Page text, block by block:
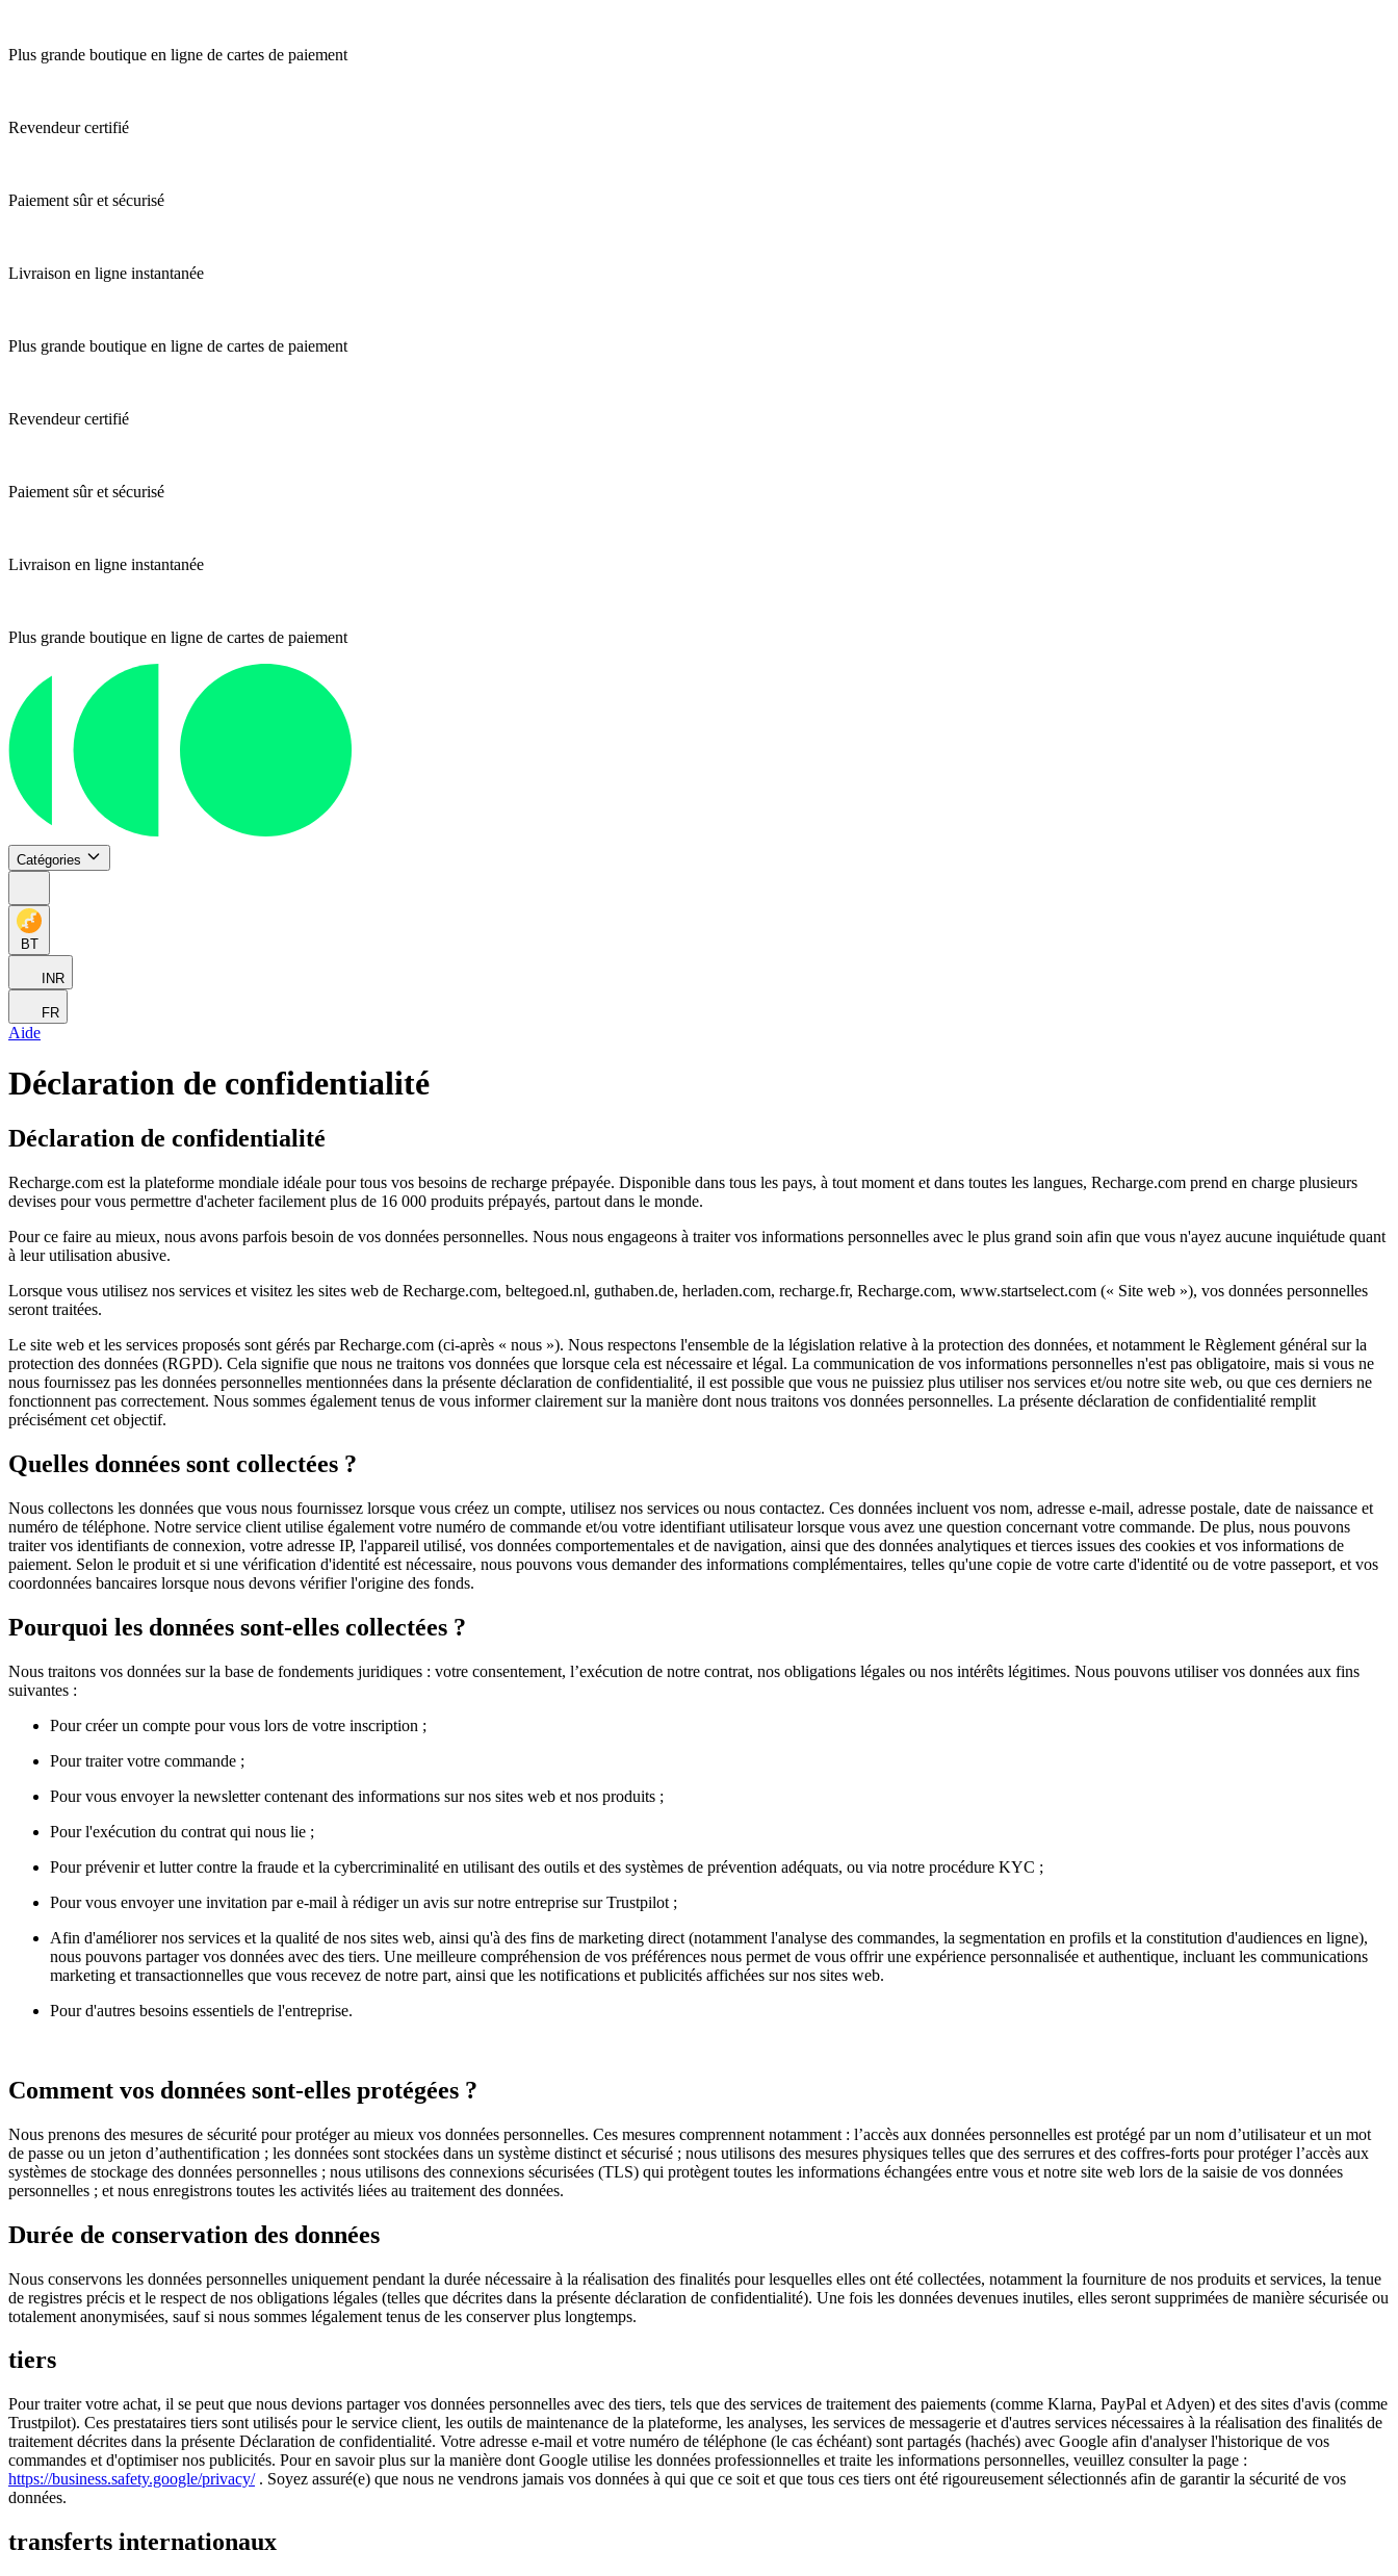
Plus grande boutique en ligne de cartes de paiement
Revendeur certifié
Paiement sûr et sécurisé
Livraison en ligne instantanée
Plus grande boutique en ligne de cartes de paiement
Revendeur certifié
Paiement sûr et sécurisé
Livraison en ligne instantanée
Plus grande boutique en ligne de cartes de paiement
Catégories
BT
INR
FR
Aide
Déclaration de confidentialité
Déclaration de confidentialité
Recharge.com est la plateforme mondiale idéale pour tous vos besoins de recharge prépayée. Disponible dans tous les pays, à tout moment et dans toutes les langues, Recharge.com prend en charge plusieurs
devises pour vous permettre d'acheter facilement plus de 16 000 produits prépayés, partout dans le monde.
Pour ce faire au mieux, nous avons parfois besoin de vos données personnelles. Nous nous engageons à traiter vos informations personnelles avec le plus grand soin afin que vous n'ayez aucune inquiétude quant
à leur utilisation abusive.
Lorsque vous utilisez nos services et visitez les sites web de Recharge.com, beltegoed.nl, guthaben.de, herladen.com, recharge.fr, Recharge.com, www.startselect.com (« Site web »), vos données personnelles
seront traitées.
Le site web et les services proposés sont gérés par Recharge.com (ci-après « nous »). Nous respectons l'ensemble de la législation relative à la protection des données, et notamment le Règlement général sur la
protection des données (RGPD). Cela signifie que nous ne traitons vos données que lorsque cela est nécessaire et légal. La communication de vos informations personnelles n'est pas obligatoire, mais si vous ne
nous fournissez pas les données personnelles mentionnées dans la présente déclaration de confidentialité, il est possible que vous ne puissiez plus utiliser nos services et/ou notre site web, ou que ces derniers ne
fonctionnent pas correctement. Nous sommes également tenus de vous informer clairement sur la manière dont nous traitons vos données personnelles. La présente déclaration de confidentialité remplit
précisément cet objectif.
Quelles données sont collectées ?
Nous collectons les données que vous nous fournissez lorsque vous créez un compte, utilisez nos services ou nous contactez. Ces données incluent vos nom, adresse e-mail, adresse postale, date de naissance et
numéro de téléphone. Notre service client utilise également votre numéro de commande et/ou votre identifiant utilisateur lorsque vous avez une question concernant votre commande. De plus, nous pouvons
traiter vos identifiants de connexion, votre adresse IP, l'appareil utilisé, vos données comportementales et de navigation, ainsi que des données analytiques et tierces issues des cookies et vos informations de
paiement. Selon le produit et si une vérification d'identité est nécessaire, nous pouvons vous demander des informations complémentaires, telles qu'une copie de votre carte d'identité ou de votre passeport, et vos
coordonnées bancaires lorsque nous devons vérifier l'origine des fonds.
Pourquoi les données sont-elles collectées ?
Nous traitons vos données sur la base de fondements juridiques : votre consentement, l’exécution de notre contrat, nos obligations légales ou nos intérêts légitimes. Nous pouvons utiliser vos données aux fins
suivantes :
Pour créer un compte pour vous lors de votre inscription ;
Pour traiter votre commande ;
Pour vous envoyer la newsletter contenant des informations sur nos sites web et nos produits ;
Pour l'exécution du contrat qui nous lie ;
Pour prévenir et lutter contre la fraude et la cybercriminalité en utilisant des outils et des systèmes de prévention adéquats, ou via notre procédure KYC ;
Pour vous envoyer une invitation par e-mail à rédiger un avis sur notre entreprise sur Trustpilot ;
Afin d'améliorer nos services et la qualité de nos sites web, ainsi qu'à des fins de marketing direct (notamment l'analyse des commandes, la segmentation en profils et la constitution d'audiences en ligne),
nous pouvons partager vos données avec des tiers. Une meilleure compréhension de vos préférences nous permet de vous offrir une expérience personnalisée et authentique, incluant les communications
marketing et transactionnelles que vous recevez de notre part, ainsi que les notifications et publicités affichées sur nos sites web.
Pour d'autres besoins essentiels de l'entreprise.
Comment vos données sont-elles protégées ?
Nous prenons des mesures de sécurité pour protéger au mieux vos données personnelles. Ces mesures comprennent notamment : l’accès aux données personnelles est protégé par un nom d’utilisateur et un mot
de passe ou un jeton d’authentification ; les données sont stockées dans un système distinct et sécurisé ; nous utilisons des mesures physiques telles que des serrures et des coffres-forts pour protéger l’accès aux
systèmes de stockage des données personnelles ; nous utilisons des connexions sécurisées (TLS) qui protègent toutes les informations échangées entre vous et notre site web lors de la saisie de vos données
personnelles ; et nous enregistrons toutes les activités liées au traitement des données.
Durée de conservation des données
Nous conservons les données personnelles uniquement pendant la durée nécessaire à la réalisation des finalités pour lesquelles elles ont été collectées, notamment la fourniture de nos produits et services, la tenue
de registres précis et le respect de nos obligations légales (telles que décrites dans la présente déclaration de confidentialité). Une fois les données devenues inutiles, elles seront supprimées de manière sécurisée ou
totalement anonymisées, sauf si nous sommes légalement tenus de les conserver plus longtemps.
tiers
Pour traiter votre achat, il se peut que nous devions partager vos données personnelles avec des tiers, tels que des services de traitement des paiements (comme Klarna, PayPal et Adyen) et des sites d'avis (comme
Trustpilot). Ces prestataires tiers sont utilisés pour le service client, les outils de maintenance de la plateforme, les analyses, les services de messagerie et d'autres services nécessaires à la réalisation des finalités de
traitement décrites dans la présente Déclaration de confidentialité. Votre adresse e-mail et votre numéro de téléphone (le cas échéant) sont partagés (hachés) avec Google afin d'analyser l'historique de vos
commandes et d'optimiser nos publicités. Pour en savoir plus sur la manière dont Google utilise les données professionnelles et traite les informations personnelles, veuillez consulter la page :
https://business.safety.google/privacy/. Soyez assuré(e) que nous ne vendrons jamais vos données à qui que ce soit et que tous ces tiers ont été rigoureusement sélectionnés afin de garantir la sécurité de vos
données.
transferts internationaux